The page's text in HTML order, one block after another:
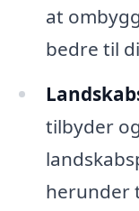
at
bedre til
tilbyder
herunder